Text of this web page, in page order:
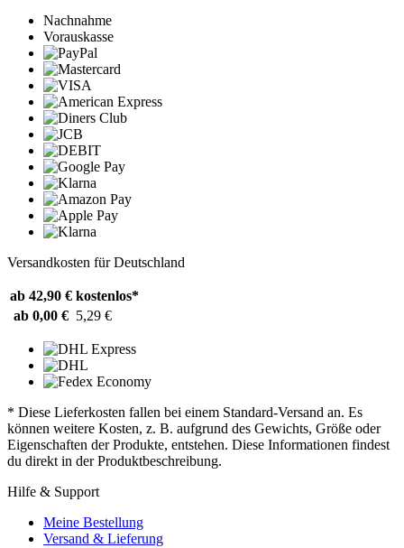
Nachnahme
Vorauskasse
Versandkosten für Deutschland
ab 42,90 € kostenlos*
ab 0,00 € 5,29 €
* Diese Lieferkosten fallen bei einem Standard-Versand an. Es
können weitere Kosten, z. B. aufgrund des Gewichts, Größe oder
Eigenschaften der Produkte, entstehen. Diese Informationen findest
du direkt in der Produktbeschreibung.
Hilfe & Support
Meine Bestellung
Versand & Lieferung